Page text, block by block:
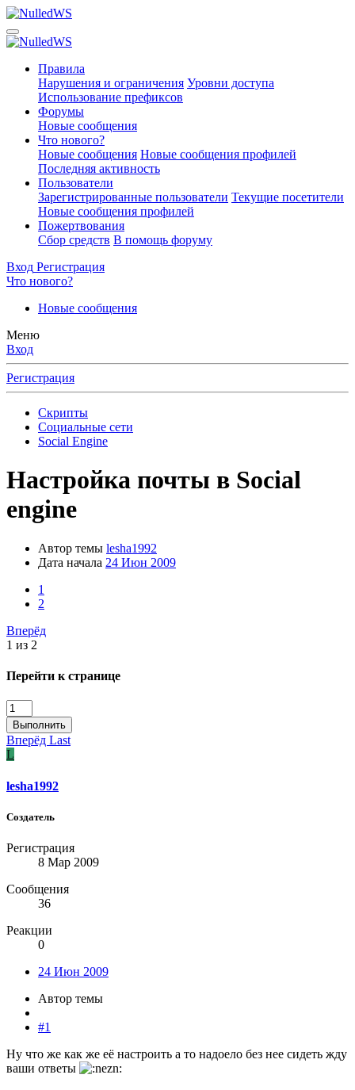
Правила
Нарушения и ограничения Уровни доступа
Использование префиксов
Форумы
Новые сообщения
Что нового?
Новые сообщения Новые сообщения профилей
Последняя активность
Пользователи
Зарегистрированные пользователи Текущие посетители
Новые сообщения профилей
Пожертвования
Сбор средств В помощь форуму
Вход Регистрация
Что нового?
Новые сообщения
Меню
Вход
Регистрация
Скрипты
Социальные сети
Social Engine
Настройка почты в Social
engine
Автор темы lesha1992
Дата начала 24 Июн 2009
1
2
Вперёд
1 из 2
Перейти к странице
Выполнить
Вперёд Last
L
lesha1992
Создатель
Регистрация
8 Мар 2009
Сообщения
36
Реакции
0
24 Июн 2009
Автор темы
#1
Ну что же как же её настроить а то надоело без нее сидеть жду
ваши ответы